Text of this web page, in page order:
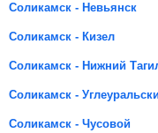
Соликамск - Невьянск
Соликамск - Кизел
Соликамск - Нижний
Соликамск -
Соликамск - Чусовой